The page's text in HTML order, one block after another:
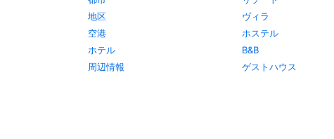
地区
空港
ホテル
周辺情報
ヴィラ
ホステル
B&B
ゲストハウス